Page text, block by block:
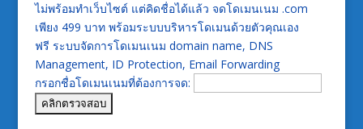
ไม่พร้อมทำเว็บไซต์ แต่คิดชื่อได้แล้ว จดโดเมนเนม .com
เพียง 499 บาท พร้อมระบบบริหารโดเมนด้วยตัวคุณเอง
ฟรี ระบบจัดการโดเมนเนม domain name, DNS
Management, ID Protection, Email Forwarding
กรอกชื่อโดเมนเนมที่ต้องการจด: